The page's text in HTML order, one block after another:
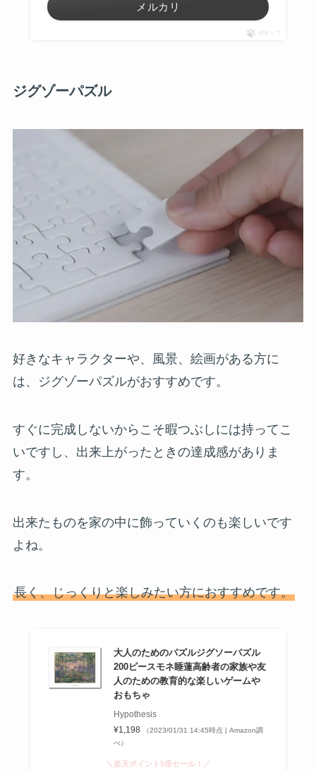
メルカリ
ポチップ
ジグゾーパズル
好きなキャラクターや、風景、絵画がある方に
は、ジグゾーパズルがおすすめです。
すぐに完成しないからこそ暇つぶしには持ってこ
いですし、出来上がったときの達成感がありま
す。
出来たものを家の中に飾っていくのも楽しいです
よね。
長く、じっくりと楽しみたい方におすすめです。
大人のためのパズルジグソーパズル
200ピースモネ睡蓮高齢者の家族や友
人のための教育的な楽しいゲームや
おもちゃ
Hypothesis
¥1,198
（2023/01/31 14:45時点 | Amazon調
べ）
＼楽天ポイント5倍セール！／